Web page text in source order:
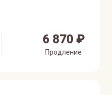
6 870 ₽
Продление